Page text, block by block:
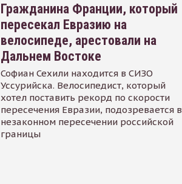
Гражданина Франции, который
пересекал Евразию на
велосипеде, арестовали на
Дальнем Востоке
Софиан Сехили находится в СИЗО
Уссурийска. Велосипедист, который
хотел поставить рекорд по скорости
пересечения Евразии, подозревается в
незаконном пересечении российской
границы